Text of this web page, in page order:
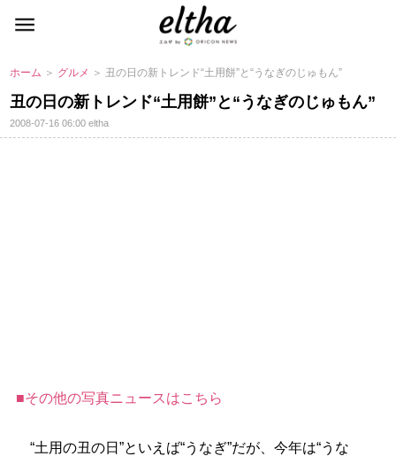
ホーム ＞ グルメ ＞ 丑の日の新トレンド“土用餅”と“うなぎのじゅもん”
丑の日の新トレンド“土用餅”と“うなぎのじゅもん”
2008-07-16 06:00eltha
■その他の写真ニュースはこちら
“土用の丑の日”といえば“うなぎ”だが、今年は“うな